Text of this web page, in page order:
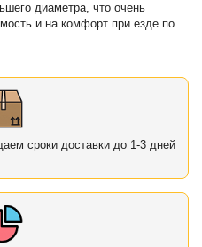
диаметра, что очень
и на комфорт при езде по
сроки доставки до 1-3 дней